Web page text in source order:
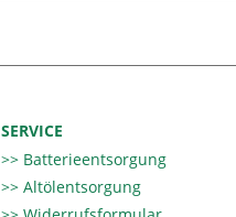
SERVICE
Batterieentsorgung
Altölentsorgung